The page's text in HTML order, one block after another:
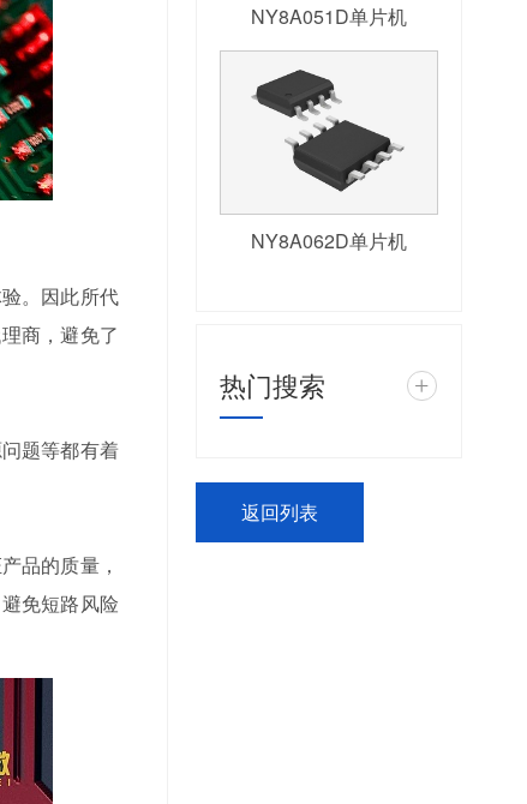
。因此所代
商，避免了
题等都有着
品的质量，
免短路风险
NY8A051D单片机
NY8A062D单片机
热门搜索 +
返回列表